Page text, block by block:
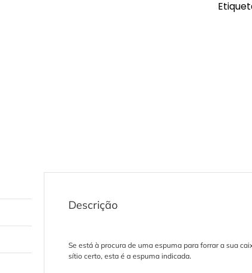
Descrição
Se está à procura de uma espuma para forrar a sua
sítio certo, esta é a espuma indicada.